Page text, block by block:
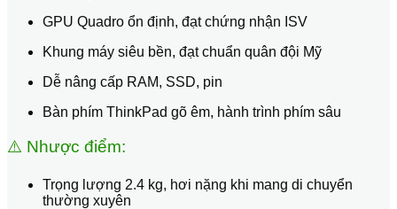
GPU Quadro ổn định, đạt chứng nhận ISV
Khung máy siêu bền, đạt chuẩn quân đội Mỹ
Dễ nâng cấp RAM, SSD, pin
Bàn phím ThinkPad gõ êm, hành trình phím sâu
⚠️ Nhược điểm:
Trọng lượng 2.4 kg, hơi nặng khi mang di chuyển
thường xuyên